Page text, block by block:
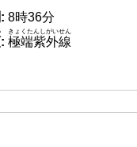
: 8時36分
: 極端紫外線
きょくたんしがいせん